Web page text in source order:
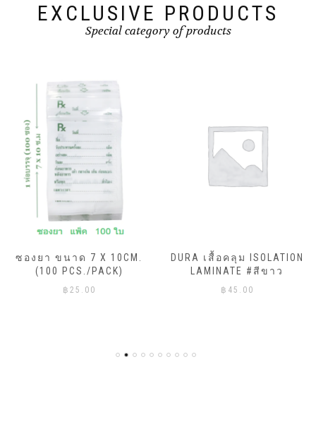
EXCLUSIVE PRODUCTS
Special category of products
ซองยา ขนาด 7 X 10CM.
(100 PCS./PACK)
฿ 25.00
DURA เสื้อคลุม ISOLATION
LAMINATE #สีขาว
฿ 45.00